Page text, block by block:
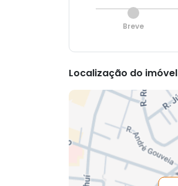
Breve
Localização do imóvel